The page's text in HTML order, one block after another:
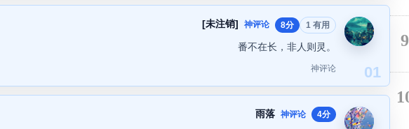
01
[未注销] 神评论 8分 1 有用
番不在长，非人则灵。
神评论
雨落 神评论 4分
9